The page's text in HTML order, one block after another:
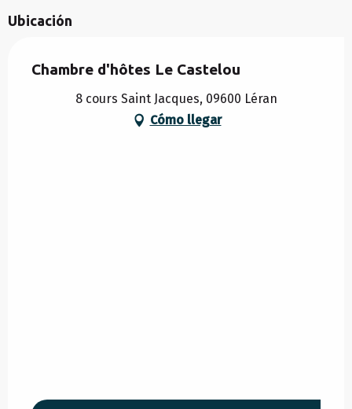
Ubicación
Chambre d'hôtes Le Castelou
8 cours Saint Jacques, 09600 Léran
Cómo llegar